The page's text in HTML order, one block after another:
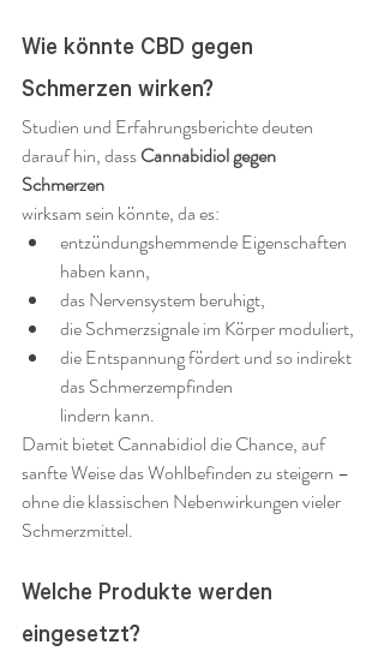
Wie könnte CBD gegen
Schmerzen wirken?
Studien und Erfahrungsberichte deuten
darauf hin, dass Cannabidiol gegen
Schmerzen
wirksam sein könnte, da es:
entzündungshemmende Eigenschaften
haben kann,
das Nervensystem beruhigt,
die Schmerzsignale im Körper moduliert,
die Entspannung fördert und so indirekt
das Schmerzempfinden
lindern kann.
Damit bietet Cannabidiol die Chance, auf
sanfte Weise das Wohlbefinden zu steigern –
ohne die klassischen Nebenwirkungen vieler
Schmerzmittel.
Welche Produkte werden
eingesetzt?